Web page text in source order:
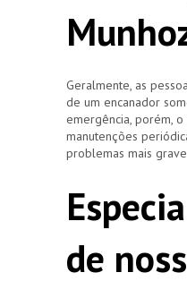
Geralmente, as
de um encanador
emergência, porém,
manutenções
problemas mais
de